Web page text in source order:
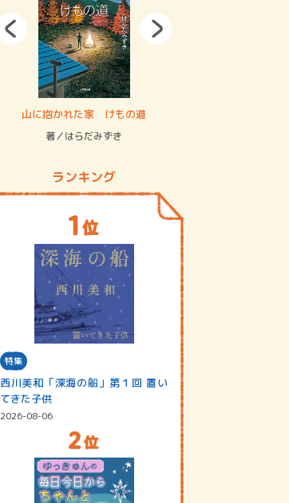
山に抱かれた家 けもの道
著／はらだみずき
ランキング
特集
西川美和「深海の船」第１回 置い
てきた子供
2026-08-06